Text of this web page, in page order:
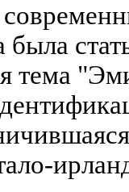
тема